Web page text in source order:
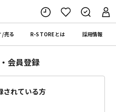
/売る R-STOREとは 採用情報
会員登録
されている方